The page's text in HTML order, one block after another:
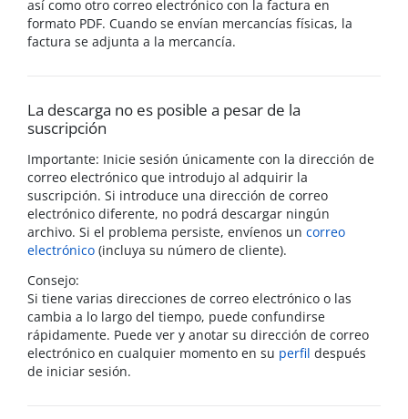
así como otro correo electrónico con la factura en
formato PDF. Cuando se envían mercancías físicas, la
factura se adjunta a la mercancía.
La descarga no es posible a pesar de la
suscripción
Importante: Inicie sesión únicamente con la dirección de
correo electrónico que introdujo al adquirir la
suscripción. Si introduce una dirección de correo
electrónico diferente, no podrá descargar ningún
archivo. Si el problema persiste, envíenos un correo
electrónico (incluya su número de cliente).
Consejo:
Si tiene varias direcciones de correo electrónico o las
cambia a lo largo del tiempo, puede confundirse
rápidamente. Puede ver y anotar su dirección de correo
electrónico en cualquier momento en su perfil después
de iniciar sesión.